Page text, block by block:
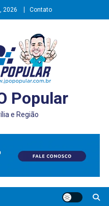
2026 Contato
Popular
e Região